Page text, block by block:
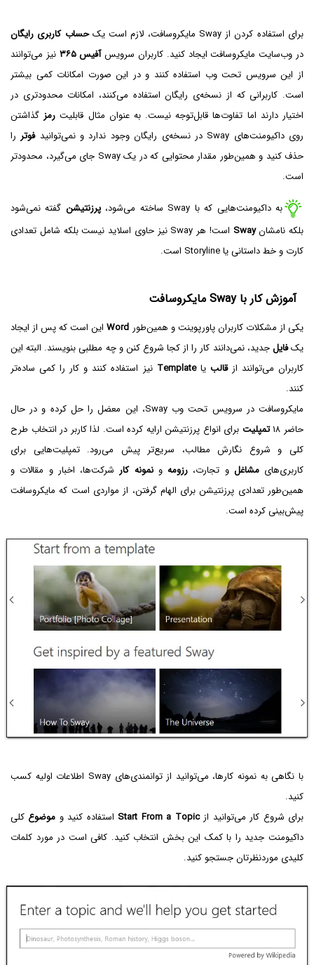
برای استفاده کردن از Sway مایکروسافت، لازم است یک حساب کاربری رایگان
در وب‌سایت مایکروسافت ایجاد کنید. کاربران سرویسآفیس ۳۶۵
نیز می‌توانند
از این سرویس تحت وب استفاده کنند و در این صورت امکانات کمی بیشتر
است. کاربرانی که از نسخه‌ی رایگان استفاده می‌کنند، امکانات محدودتری در
اختیار دارند اما تفاوت‌ها قابل‌توجه نیست. به عنوان مثال قابلیت رمز گذاشتن
روی داکیومنت‌های Sway در نسخه‌ی رایگان وجود ندارد و نمی‌توانید
فوتر را
حذف کنید و همین‌طور مقدار محتوایی که در یک Sway جای می‌گیرد، محدودتر
است.
به داکیومنت‌هایی که با Sway ساخته می‌شود، پرزنتیشن گفته نمی‌شود
بلکه نامشانSway
است! هر Sway نیز حاوی اسلاید نیست بلکه شامل تعدادی
کارت و خط داستانی یا Storyline است.
آموزش کار با Sway مایکروسافت
یکی از مشکلات کاربران پاورپوینت و همین‌طور Wordاین است که پس از ایجاد
یکفایلجدید، نمی‌دانند کار را از کجا شروع کنن و چه مطلبی بنویسند. البته این
کاربران می‌توانند ازقالب یاTemplate نیز استفاده کنند و کار را کمی ساده‌تر
کنند.
مایکروسافت در سرویس تحت وب Sway، این معضل را حل کرده و در حال
حاضر ۱۸
تمپلیت برای انواع پرزنتیشن ارایه کرده است. لذا کاربر در انتخاب طرح
کلی و شروع نگارش مطالب، سریع‌تر پیش می‌رود. تمپلیت‌هایی برای
کاربری‌هایمشاغل و تجارت، رزومه ونمونه کار شرکت‌ها، اخبار و مقالات و
همین‌طور تعدادی پرزنتیشن برای الهام گرفتن، از مواردی است که مایکروسافت
پیش‌بینی کرده است.
با نگاهی به نمونه کارها، می‌توانید از توانمندی‌های Sway اطلاعات اولیه کسب
کنید.
برای شروع کار می‌توانید ازStart From a Topic استفاده کنید و موضوع کلی
داکیومنت جدید را با کمک این بخش انتخاب کنید. کافی است در مورد کلمات
کلیدی موردنظرتان جستجو کنید.